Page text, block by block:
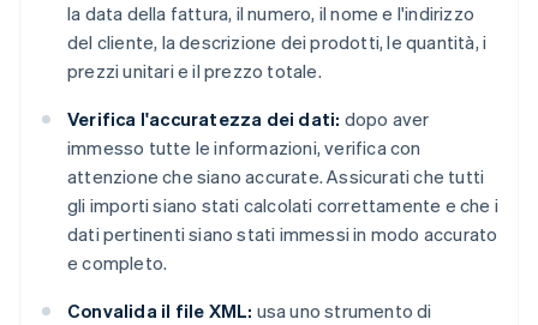
la data della fattura, il numero, il nome e l'indirizzo
del cliente, la descrizione dei prodotti, le quantità, i
prezzi unitari e il prezzo totale.
Verifica l'accuratezza dei dati: dopo aver
immesso tutte le informazioni, verifica con
attenzione che siano accurate. Assicurati che tutti
gli importi siano stati calcolati correttamente e che i
dati pertinenti siano stati immessi in modo accurato
e completo.
Convalida il file XML: usa uno strumento di